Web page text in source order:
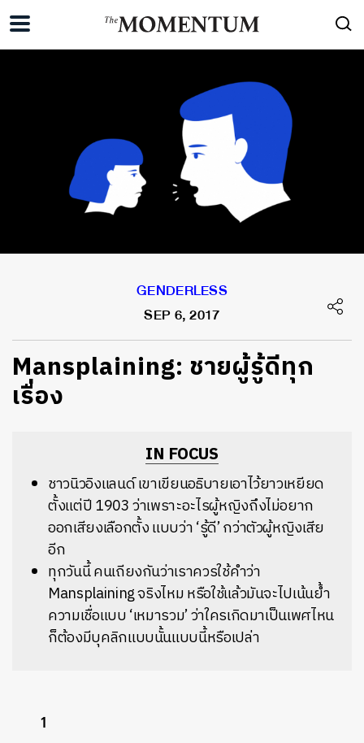
GENDERLESS
SEP 6, 2017
Mansplaining: ชายผู้รู้ดีทุก
เรื่อง
IN FOCUS
ชาวนิวอิงแลนด์ เขาเขียนอธิบายเอาไว้ยาวเหยียด
ตั้งแต่ปี 1903 ว่าเพราะอะไรผู้หญิงถึงไม่อยาก
ออกเสียงเลือกตั้ง แบบว่า ‘รู้ดี’ กว่าตัวผู้หญิงเสีย
อีก
ทุกวันนี้ คนเถียงกันว่าเราควรใช้คำว่า
Mansplaining จริงไหม หรือใช้แล้วมันจะไปเน้นย้ำ
ความเชื่อแบบ ‘เหมารวม’ ว่าใครเกิดมาเป็นเพศไหน
ก็ต้องมีบุคลิกแบบนั้นแบบนี้หรือเปล่า
1